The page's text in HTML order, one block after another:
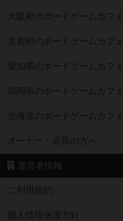
大阪府のボードゲームカフェ
京都府のボードゲームカフェ
愛知県のボードゲームカフェ
福岡県のボードゲームカフェ
北海道のボードゲームカフェ
オーナー・店長の方へ
運営者情報
ご利用規約
個人情報保護方針